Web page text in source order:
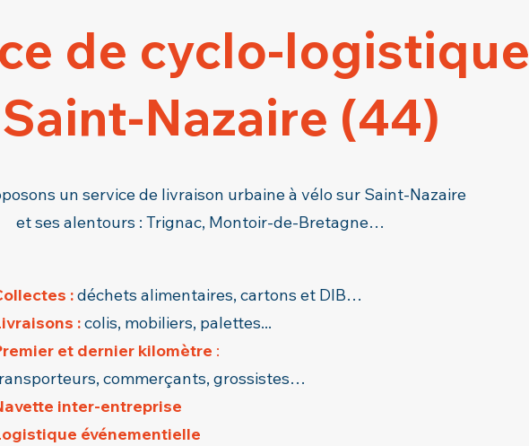
de cyclo-logistique
Nazaire (44)
un service de livraison urbaine à vélo sur Saint-Nazaire
et ses alentours : Trignac, Montoir-de-Bretagne…
:déchets alimentaires, cartons et DIB…
:colis, mobiliers, palettes...
et dernier kilomètre :
commerçants, grossistes…
inter-entreprise
événementielle